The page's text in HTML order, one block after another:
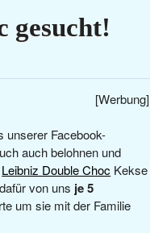
gesucht!
[Werbung]
unserer Facebook-
auch belohnen und
Leibniz Double Choc Kekse
von uns je 5
um sie mit der Familie